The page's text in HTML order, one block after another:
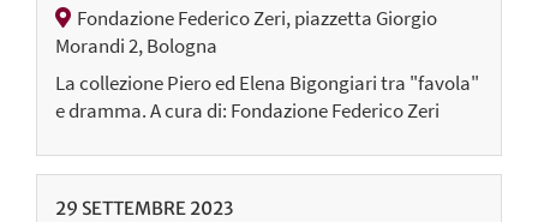
Fondazione Federico Zeri, piazzetta Giorgio
Morandi 2, Bologna
La collezione Piero ed Elena Bigongiari tra "favola"
e dramma. A cura di: Fondazione Federico Zeri
29 SETTEMBRE 2023